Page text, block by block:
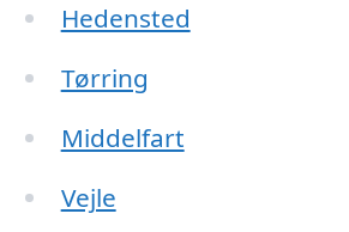
Hedensted
Tørring
Middelfart
Vejle